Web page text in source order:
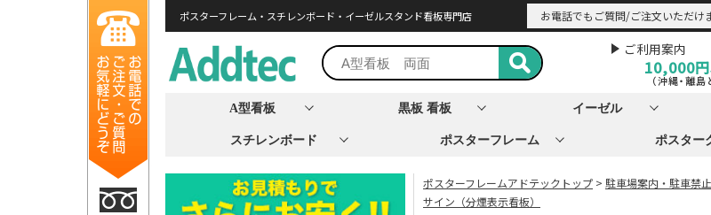
ポスターフレーム・スチレンボード・イーゼルスタンド看板専門店 お電話でもご質問/ご注文いただけ
ご利用案内
10,000
（沖縄・離
A型看板 黒板 看板 イーゼル
スチレンボード ポスターフレーム ポスター
ポスターフレームアドテックトップ > 駐車場案内・駐車禁
サイン（分煙表示看板）